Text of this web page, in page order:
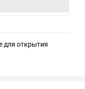
для открытия